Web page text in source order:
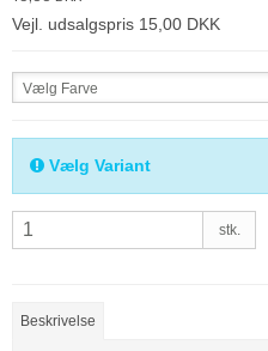
Vejl. udsalgspris 15,00 DKK
Vælg Farve
Vælg Variant
stk.
Beskrivelse